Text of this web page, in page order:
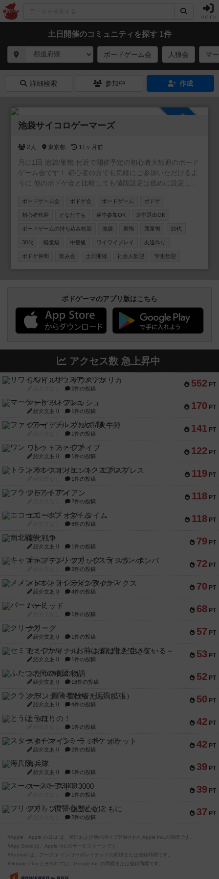
ログイン
土日開催のコミュニティを探す 1件
ボードゲーム会 人狼会 マ
詳細検索 参加中 作成
池袋サイコロゲーマーズ
2人 東京都 11ヶ月前
月に1回 池袋/巣鴨 付近で開催予定の初心者大歓迎のボード
ゲーム会です！ 初心者の方でも気軽にご参加いただけるよ
うに 他のボドゲ会と比較しても値段設定は低めに設定して
を中心にご用意しています。 ルールは運営メンバーが丁寧
に説明しますので、ご安心ください。 経験者の方ももちろ
🙋‍♂️ 同世代のボドゲ仲間や友達を作りたい方、気軽に楽しく
遊びたい方にぴったりです！ まだ開催回数が少なく、内輪
く、初参加の方でも馴染みやすい雰囲気です🙆🏻‍♀️ ＜過去の
参加人数＞ 第1回：13名（女性6名） 第2回：21名（女性9
名） ＜イベントの詳細はこちら＞ https://1link.jp/ikesai
ボードゲーム会 ボドゲ会 ボードゲーム ボドゲ
初心者歓迎 どなたでも 途中参加OK 途中退出OK
ボードゲームの持ち込み歓迎 池袋 巣鴨 西巣鴨 20代
30代 軽量級 中量級 ワイワイプレイ 友達作り
ボドゲ仲間 飲み会 土日開催 社会人歓迎 学生歓迎
ボドゲーマのアプリ版はこちら
アクセス数 急上昇中
552 PT
リワイルド：サウスアメリカ
2件の投稿
170 PT
マーケットフレッシュ
紹介文あり 1件の投稿
141 PT
ファイアー・ブルズ / 火牛陣
1件の投稿
122 PT
ワン・トゥ・ファイブ
紹介文あり 1件の投稿
119 PT
トランスオリエント・エクスプレス
1件の投稿
118 PT
フラットアイアン
2件の投稿
118 PT
エコーズ・オブ・タイム
8件の投稿
79 PT
南北戦争
紹介文あり 1件の投稿
72 PT
キャプテン・フリップ：イスラ・ボンバ
2件の投稿
70 PT
メメントオンラインタクティクス
紹介文あり 4件の投稿
68 PT
パーミッド
1件の投稿
57 PT
クリーグ
紹介文あり 1件の投稿
53 PT
セミファイナル ～お前はまだ生きている～
紹介文あり 1件の投稿
52 PT
ふたつの街の物語
紹介文あり 18件の投稿
50 PT
クランク! ：冒険者たち（拡張）
紹介文あり 4件の投稿
42 PT
とうほうの！
1件の投稿
42 PT
スターマイン・ラミー ポケット
紹介文あり 2件の投稿
39 PT
海兵隊
紹介文あり 1件の投稿
39 PT
スーパーストア3000
1件の投稿
37 PT
フリップ７：復讐心とともに
2件の投稿
※Apple、Apple のロゴ は、米国および他の国々で登録されたApple Inc.の商標です。
※App Store は、Apple Inc.のサービスマークです。
※Android は、グーグル インコーポレイテッドの商標または登録商標です。
※Google Play とそのロゴは、Google Inc.の商標または登録商標です。